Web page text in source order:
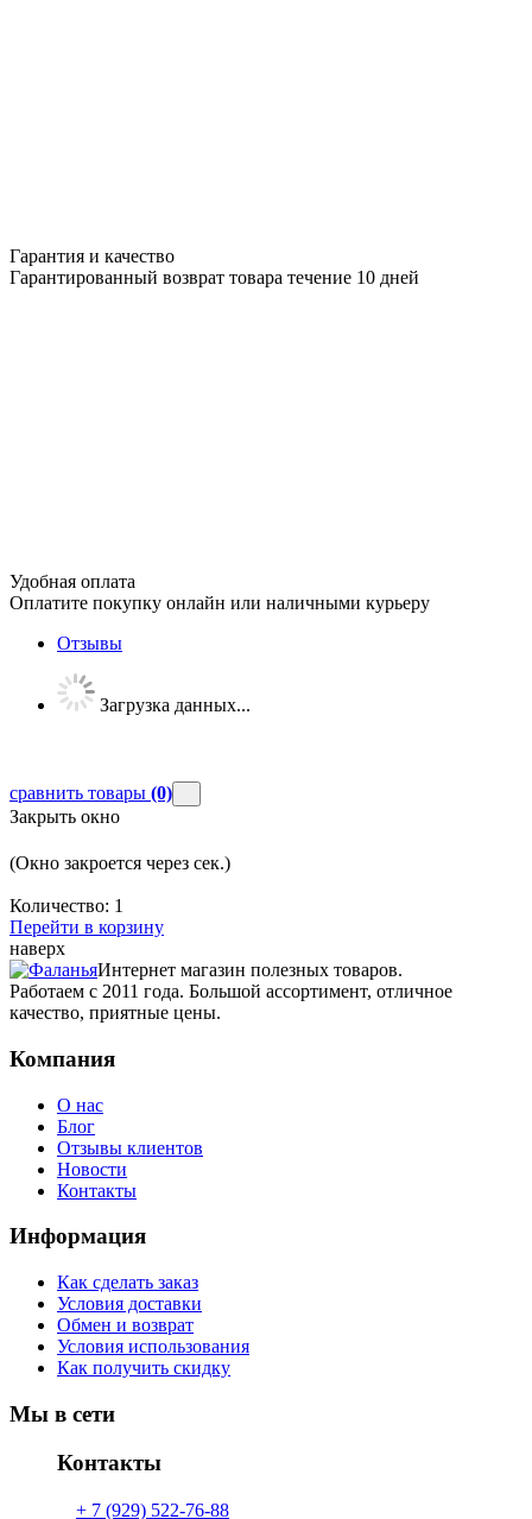
Гарантия и качество
Гарантированный возврат товара течение 10 дней
Удобная оплата
Оплатите покупку онлайн или наличными курьеру
Отзывы
Загрузка данных...
сравнить товары (0)
Закрыть окно
(Окно закроется через сек.)
Количество: 1
Перейти в корзину
наверх
Интернет магазин полезных товаров.
Работаем с 2011 года. Большой ассортимент, отличное
качество, приятные цены.
Компания
О нас
Блог
Отзывы клиентов
Новости
Контакты
Информация
Как сделать заказ
Условия доставки
Обмен и возврат
Условия использования
Как получить скидку
Мы в сети
Контакты
+ 7 (929) 522-76-88